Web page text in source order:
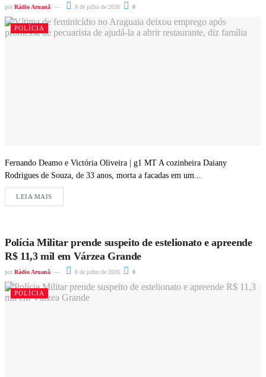
por Rádio Aruanã 8 de julho de 2026 0
POLÍCIA
Fernando Deamo e Victória Oliveira | g1 MT A cozinheira Daiany
Rodrigues de Souza, de 33 anos, morta a facadas em um...
LEIA MAIS
Polícia Militar prende suspeito de estelionato e apreende
R$ 11,3 mil em Várzea Grande
por Rádio Aruanã 8 de julho de 2026 0
POLÍCIA